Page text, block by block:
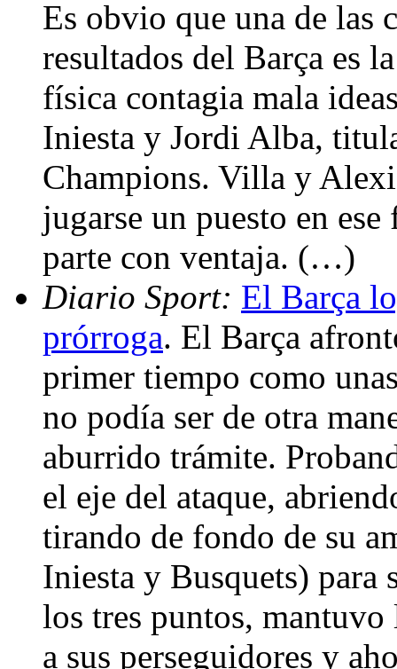
Es obvio que una de las
resultados del Barça es
física contagia mala
Iniesta y Jordi Alba,
Champions. Villa y
jugarse un puesto en
parte con ventaja. (…)
Diario Sport: El Barça
prórroga. El Barça
primer tiempo como
no podía ser de otra
aburrido trámite.
el eje del ataque,
tirando de fondo de su
Iniesta y Busquets)
los tres puntos, mantuvo
a sus perseguidores y